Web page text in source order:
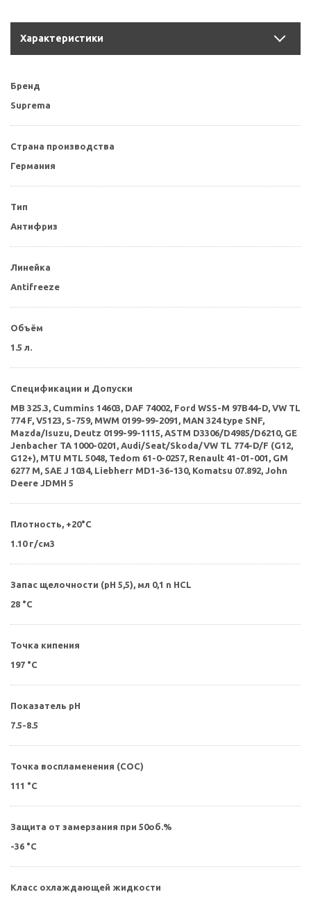
Характеристики
Бренд
Suprema
Страна производства
Германия
Тип
Антифриз
Линейка
Antifreeze
Объём
1.5 л.
Спецификации и Допуски
MB 325.3, Cummins 14603, DAF 74002, Ford WSS-M 97B44-D, VW TL
774 F, V5123, S-759, MWM 0199-99-2091, MAN 324 type SNF,
Mazda/Isuzu, Deutz 0199-99-1115, ASTM D3306/D4985/D6210, GE
Jenbacher TA 1000-0201, Audi/Seat/Skoda/VW TL 774-D/F (G12,
G12+), MTU MTL 5048, Tedom 61-0-0257, Renault 41-01-001, GM
6277 M, SAE J 1034, Liebherr MD1-36-130, Komatsu 07.892, John
Deere JDMH 5
Плотность, +20°С
1.10 г/см3
Запас щелочности (pH 5,5), мл 0,1 n HCL
28 °С
Точка кипения
197 °С
Показатель pH
7.5-8.5
Точка воспламенения (СОС)
111 °С
Защита от замерзания при 50об.%
-36 °С
Класс охлаждающей жидкости